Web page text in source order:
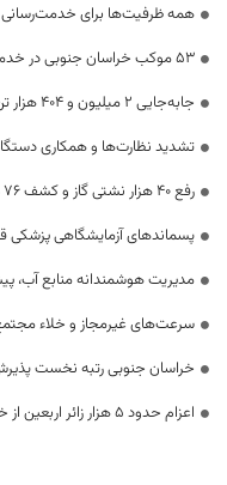
همه ظرفیت‌ها برای خدمت‌رسانی
53 موکب خراسان جنوبی در خدمت زائران اربعین
جابه‌جایی 2 میلیون و 404 هزار تن کالا از خراسان جنوبی به سراسر کشور
تشدید نظارت‌ها و همکاری
رفع 40 هزار نشتی گاز و کشف 76 مورد سرقت گاز در چهار ماهه نخست سال
پسماندهای آزمایشگاهی پزشکی
مدیریت هوشمندانه منابع آب،
سرعت‌های غیرمجاز و خلاء
خراسان جنوبی رتبه نخست
اعزام حدود 5 هزار زائر اربعین از خراسان جنوبی؛ بازگشت‌ها آغاز شد